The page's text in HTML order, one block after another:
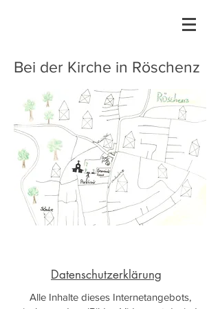
Bei der Kirche in Röschenz
Datenschutzerklärung
Alle Inhalte dieses Internetangebots,